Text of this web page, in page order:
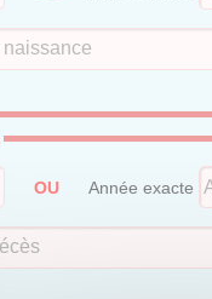
OU Année exacte